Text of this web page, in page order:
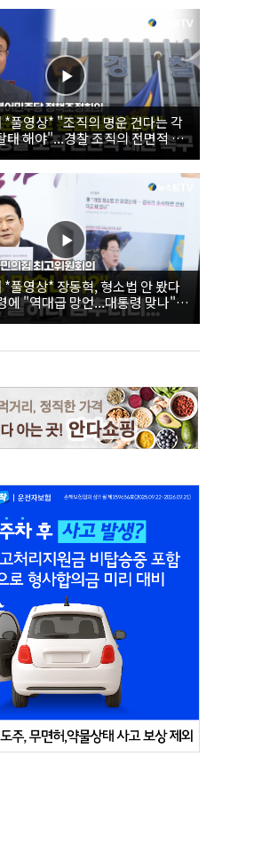
풀영상* "조직의 명운 건다는 각
태 해야"...경찰 조직의 전면적 쇄
병도 | 26.08.06 더불어민주당 정
풀영상* 장동혁, 형소법 안 봤다
에 "역대급 망언...대통령 맞나"｜
민의힘 최고위원회의